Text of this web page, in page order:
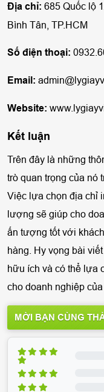
Địa chỉ: 685 Quốc lộ
Bình Tân, TP.HCM
Số điện thoại:
Email:
Website:
Kết luận
Trên đây là những
trò quan trọng của nó
Việc lựa chọn địa chỉ
lượng sẽ giúp cho
ấn tượng tốt với
hàng. Hy vọng bài
hữu ích và có thể lựa
cho doanh nghiệp của
MỜI BẠN CÙNG